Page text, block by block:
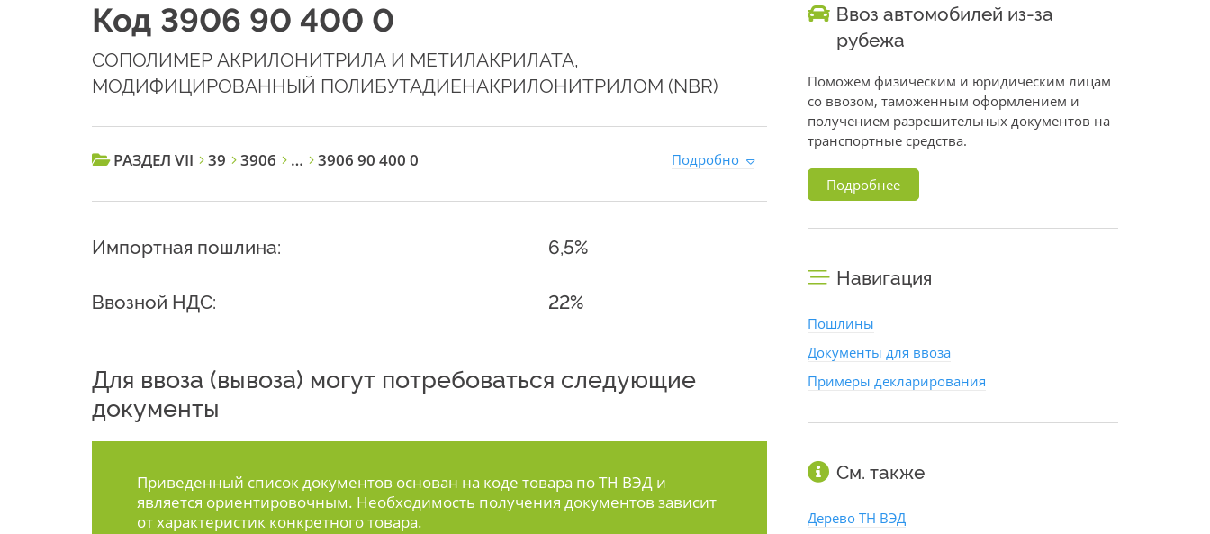
Код 3906 90 400 0
СОПОЛИМЕР АКРИЛОНИТРИЛА И МЕТИЛАКРИЛАТА,
МОДИФИЦИРОВАННЫЙ ПОЛИБУТАДИЕНАКРИЛОНИТРИЛОМ (NBR)
РАЗДЕЛ VII 39 3906 … 3906 90 400 0 Подробно
Импортная пошлина: 6,5%
Ввозной НДС: 22%
Для ввоза (вывоза) могут потребоваться следующие
документы
Приведенный список документов основан на коде товара по ТН ВЭД и
является ориентировочным. Необходимость получения документов зависит
от характеристик конкретного товара.
Ввоз автомобилей из-за
рубежа
Поможем физическим и юридическим лицам
со ввозом, таможенным оформлением и
получением разрешительных документов на
транспортные средства.
Подробнее
Навигация
Пошлины
Документы для ввоза
Примеры декларирования
См. также
Дерево ТН ВЭД